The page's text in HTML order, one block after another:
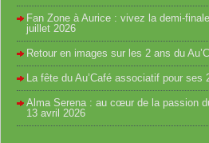
Fan Zone à Aurice : vivez la demi-
juillet 2026
Retour en images sur les 2 ans du
La fête du Au’Café associatif pour ses
Alma Serena : au cœur de la passion
13 avril 2026